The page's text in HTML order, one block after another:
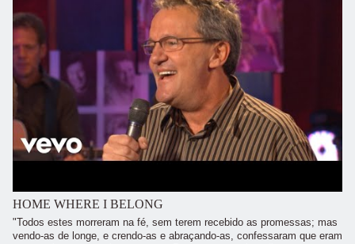
HOME WHERE I BELONG
"Todos estes morreram na fé, sem terem recebido as promessas; mas
vendo-as de longe, e crendo-as e abraçando-as, confessaram que eram